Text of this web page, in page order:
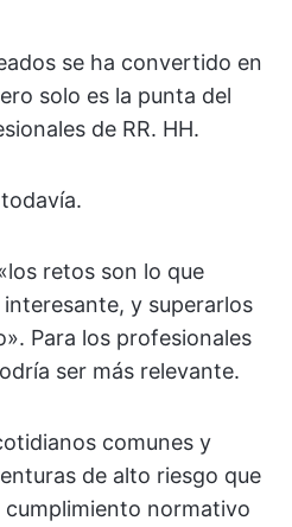
se ha convertido en
solo es la punta del
de RR. HH.
retos son lo que
y superarlos
Para los profesionales
ser más relevante.
comunes y
de alto riesgo que
cumplimiento normativo